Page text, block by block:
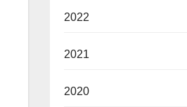
2022
2021
2020